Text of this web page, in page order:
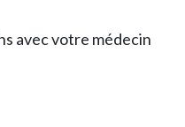
avec votre médecin